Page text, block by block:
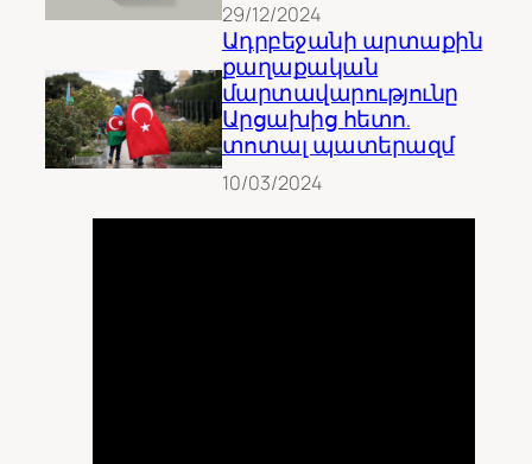
29/12/2024
Ադրբեջանի արտաքին
քաղաքական
մարտավարությունը
Արցախից հետո.
տոտալ պատերազմ
10/03/2024